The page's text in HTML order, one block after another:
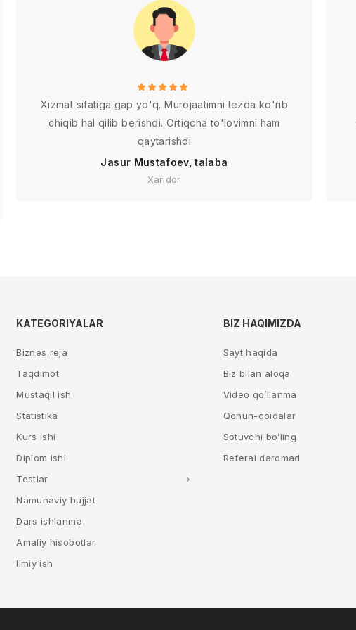
Xizmat sifatiga gap yo'q. Murojaatimni tezda ko'rib
chiqib hal qilib berishdi. Ortiqcha to'lovimni ham
qaytarishdi
Jasur Mustafoev, talaba
Xaridor
KATEGORIYALAR
Biznes reja
Taqdimot
Mustaqil ish
Statistika
Kurs ishi
Diplom ishi
Testlar
Namunaviy hujjat
Dars ishlanma
Amaliy hisobotlar
Ilmiy ish
BIZ HAQIMIZDA
Sayt haqida
Biz bilan aloqa
Video qo’llanma
Qonun-qoidalar
Sotuvchi bo’ling
Referal daromad